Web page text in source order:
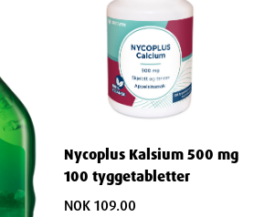
Nycoplus Kalsium 500 mg
100 tyggetabletter
NOK 109.00